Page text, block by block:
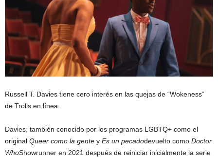
Russell T. Davies tiene cero interés en las quejas de “Wokeness”
de Trolls en línea.
Davies, también conocido por los programas LGBTQ+ como el
original Queer como la gente y Es un pecadodevuelto como Doctor
WhoShowrunner en 2021 después de reiniciar inicialmente la serie